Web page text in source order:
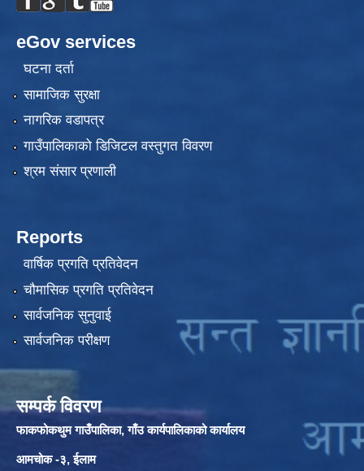
eGov services
घटना दर्ता
सामाजिक सुरक्षा
नागरिक वडापत्र
गाउँपालिकाको डिजिटल वस्तुगत विवरण
श्रम संसार प्रणाली
Reports
वार्षिक प्रगति प्रतिवेदन
चौमासिक प्रगति प्रतिवेदन
सार्वजनिक सुनुवाई
सार्वजनिक परीक्षण
सम्पर्क विवरण
फाकफोकथुम गाउँपालिका, गाँउ कार्यपालिकाको कार्यालय
आमचोक -३, ईलाम